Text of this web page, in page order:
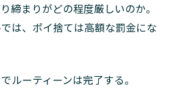
締まりがどの程度厳しいのか。
は、ポイ捨ては高額な罰金にな
ルーティーンは完了する。